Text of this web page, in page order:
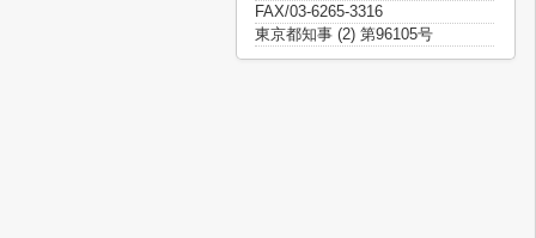
FAX/03-6265-3316
東京都知事 (2) 第96105号